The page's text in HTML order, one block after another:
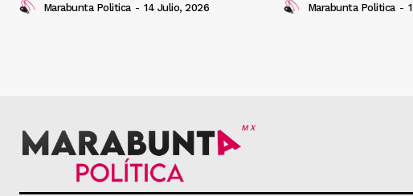
Marabunta Politica - 14 Julio, 2026 Marabunta Politica -
MX